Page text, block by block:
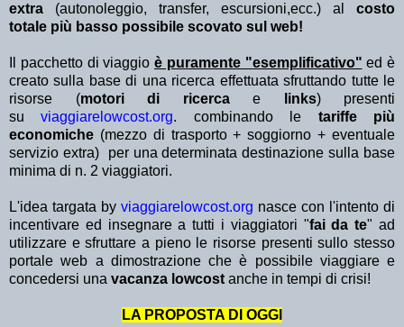
extra (autonoleggio, transfer, escursioni,ecc.) al costo
totale più basso possibile scovato sul web!
Il pacchetto di viaggio è puramente "esemplificativo" ed è
creato sulla base di una ricerca effettuata sfruttando tutte le
risorse (motori di ricerca e links) presenti
suviaggiarelowcost.org. combinando le tariffe più
economiche (mezzo di trasporto + soggiorno + eventuale
servizio extra)
per una determinata destinazione sulla base
minima di n. 2 viaggiatori.
L'idea targata by viaggiarelowcost.org nasce con l'intento di
incentivare ed insegnare a tutti i viaggiatori "fai da te" ad
utilizzare e sfruttare a pieno le risorse presenti sullo stesso
portale web a dimostrazione che è possibile viaggiare e
concedersi una vacanza lowcost anche in tempi di crisi!
LA PROPOSTA DI OGGI